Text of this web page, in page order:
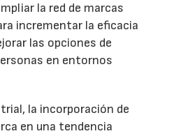
la red de marcas
incrementar la eficacia
las opciones de
en entornos
la incorporación de
en una tendencia